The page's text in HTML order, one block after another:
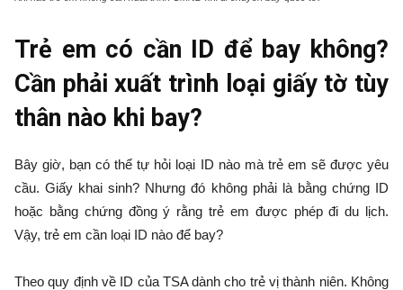
Trẻ em có cần ID để bay không?
Cần phải xuất trình loại giấy tờ tùy
thân nào khi bay?
Bây giờ, bạn có thể tự hỏi loại ID nào mà trẻ em sẽ được yêu
cầu. Giấy khai sinh? Nhưng đó không phải là bằng chứng ID
hoặc bằng chứng đồng ý rằng trẻ em được phép đi du lịch.
Vậy, trẻ em cần loại ID nào để bay?
Theo quy định về ID của TSA dành cho trẻ vị thành niên. Không